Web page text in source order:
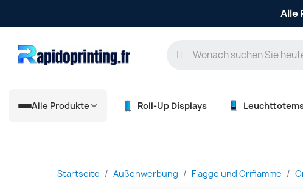
Alle
Alle Produkte Roll-Up Displays
Startseite Außenwerbung Flagge und Oriflamme